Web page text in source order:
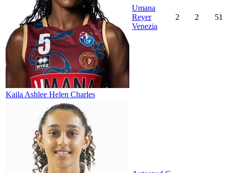
Kaila Ashlee Helen Charles
Umana
Reyer
Venezia
2 2 51